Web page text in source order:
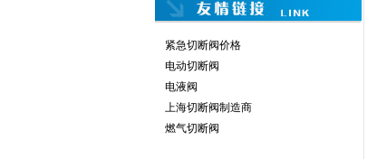
紧急切断阀价格
电动切断阀
电液阀
上海切断阀制造商
燃气切断阀